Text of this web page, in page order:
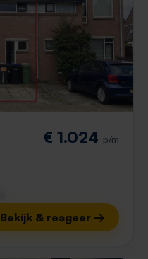
€ 1.024 p/m
Bekijk & reageer →